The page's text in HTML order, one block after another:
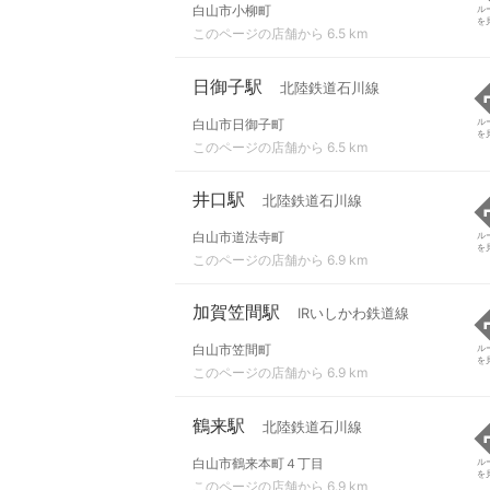
白山市小柳町
このページの店舗から 6.5 km
ル
を
日御子駅 北陸鉄道石川線
白山市日御子町
このページの店舗から 6.5 km
ル
を
井口駅 北陸鉄道石川線
白山市道法寺町
このページの店舗から 6.9 km
ル
を
加賀笠間駅 IRいしかわ鉄道線
白山市笠間町
このページの店舗から 6.9 km
ル
を
鶴来駅 北陸鉄道石川線
白山市鶴来本町４丁目
このページの店舗から 6.9 km
ル
を